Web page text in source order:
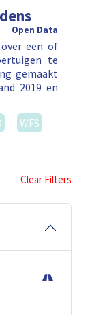
Open Data
een of
te
gemaakt
2019 en
WFS
Clear Filters